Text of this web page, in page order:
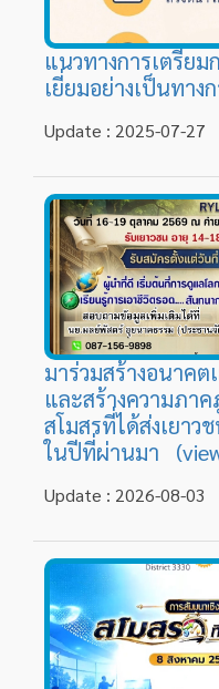
แนวทางการเตรีย
เยี่ยมอย่างเป็นทาง
Update : 2025-07-27
มาร่วมสร้างอนาค
และสร้างความภา
สโมสรที่ได้ส่งเยาวช
ในปีที่ผ่านมา
Update : 2026-08-03